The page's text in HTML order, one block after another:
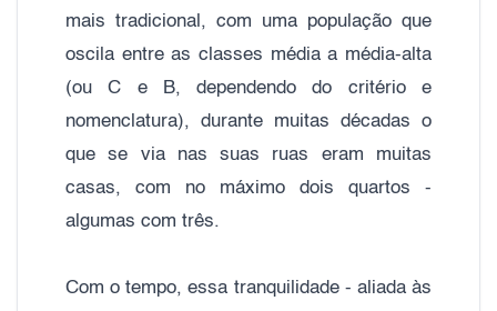
mais tradicional, com uma população que
oscila entre as classes média a média-alta
(ou C e B, dependendo do critério e
nomenclatura), durante muitas décadas o
que se via nas suas ruas eram muitas
casas, com no máximo dois quartos -
algumas com três.
Com o tempo, essa tranquilidade - aliada às